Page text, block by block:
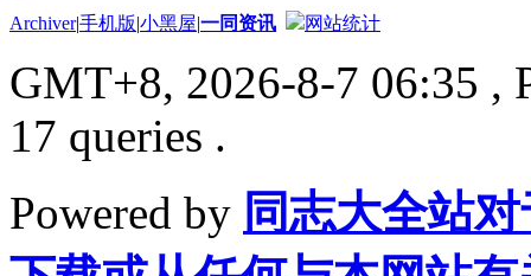
Archiver|手机版|小黑屋|一同资讯 网站统计
GMT+8, 2026-8-7 06:35 ,
17 queries .
Powered by 同志大全站